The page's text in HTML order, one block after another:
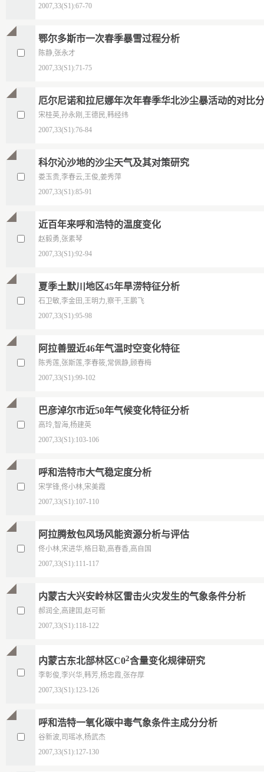
2007,33(S1):67-70
鄂尔多斯市一次春季暴雪过程分析
陈静,张永才
2007,33(S1):71-75
厄尔尼诺和拉尼娜年次年春季华北沙尘暴活动的对比
宋桂英,孙永刚,王德民,韩经纬
2007,33(S1):76-84
科尔沁沙地的沙尘天气及其对策研究
娄玉贵,李春云,王俊,姜秀萍
2007,33(S1):85-91
近百年来呼和浩特的温度变化
赵毅勇,张素琴
2007,33(S1):92-94
夏季土默川地区45年旱涝特征分析
石卫敏,李金田,王明力,察干,王鹏飞
2007,33(S1):95-98
阿拉善盟近46年气温时空变化特征
陈秀莲,张斯莲,李春筱,常佩静,顾春梅
2007,33(S1):99-102
巴彦淖尔市近50年气候变化特征分析
高玲,智海,杨建英
2007,33(S1):103-106
呼和浩特市大气稳定度分析
宋学锋,佟小林,宋美霞
2007,33(S1):107-110
阿拉腾敖包风场风能资源分析与评估
佟小林,宋进华,格日勒,高春香,高自国
2007,33(S1):111-117
内蒙古大兴安岭林区雷击火灾发生的气象条件分析
郝润全,高建囯,赵可新
2007,33(S1):118-122
内蒙古东北部林区C02含量变化规律研究
李彰俊,李兴华,韩芳,杨忠霞,张存厚
2007,33(S1):123-126
呼和浩特一氧化碳中毒气象条件主成分分析
谷新波,司瑶冰,杨武杰
2007,33(S1):127-130